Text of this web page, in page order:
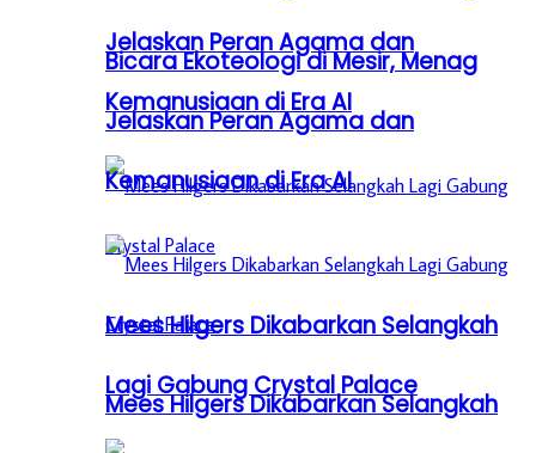
Jelaskan Peran Agama dan
Kemanusiaan di Era AI
Mees Hilgers Dikabarkan Selangkah
Lagi Gabung Crystal Palace
Bicara Ekoteologi di Mesir, Menag
Jelaskan Peran Agama dan
Kemanusiaan di Era AI
Mees Hilgers Dikabarkan Selangkah